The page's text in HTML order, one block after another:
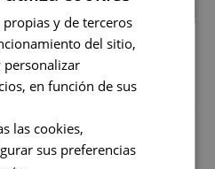
¡MUESTRA LO QUE
2014 0 Comentarios
elemento clave en la
Un cuidado diseño
y de terceros
del sitio,
personalizar
en función de sus
las cookies,
sus preferencias